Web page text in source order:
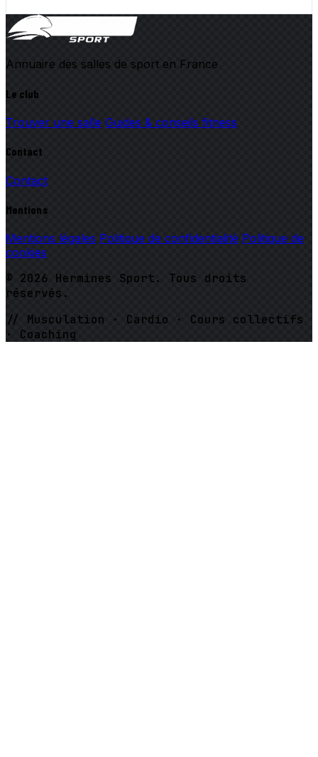
Annuaire des salles de sport en France
Le club
Trouver une salle Guides & conseils fitness
Contact
Contact
Mentions
Mentions légales Politique de confidentialité Politique de
cookies
© 2026 Hermines Sport. Tous droits
réservés.
// Musculation · Cardio · Cours collectifs
· Coaching